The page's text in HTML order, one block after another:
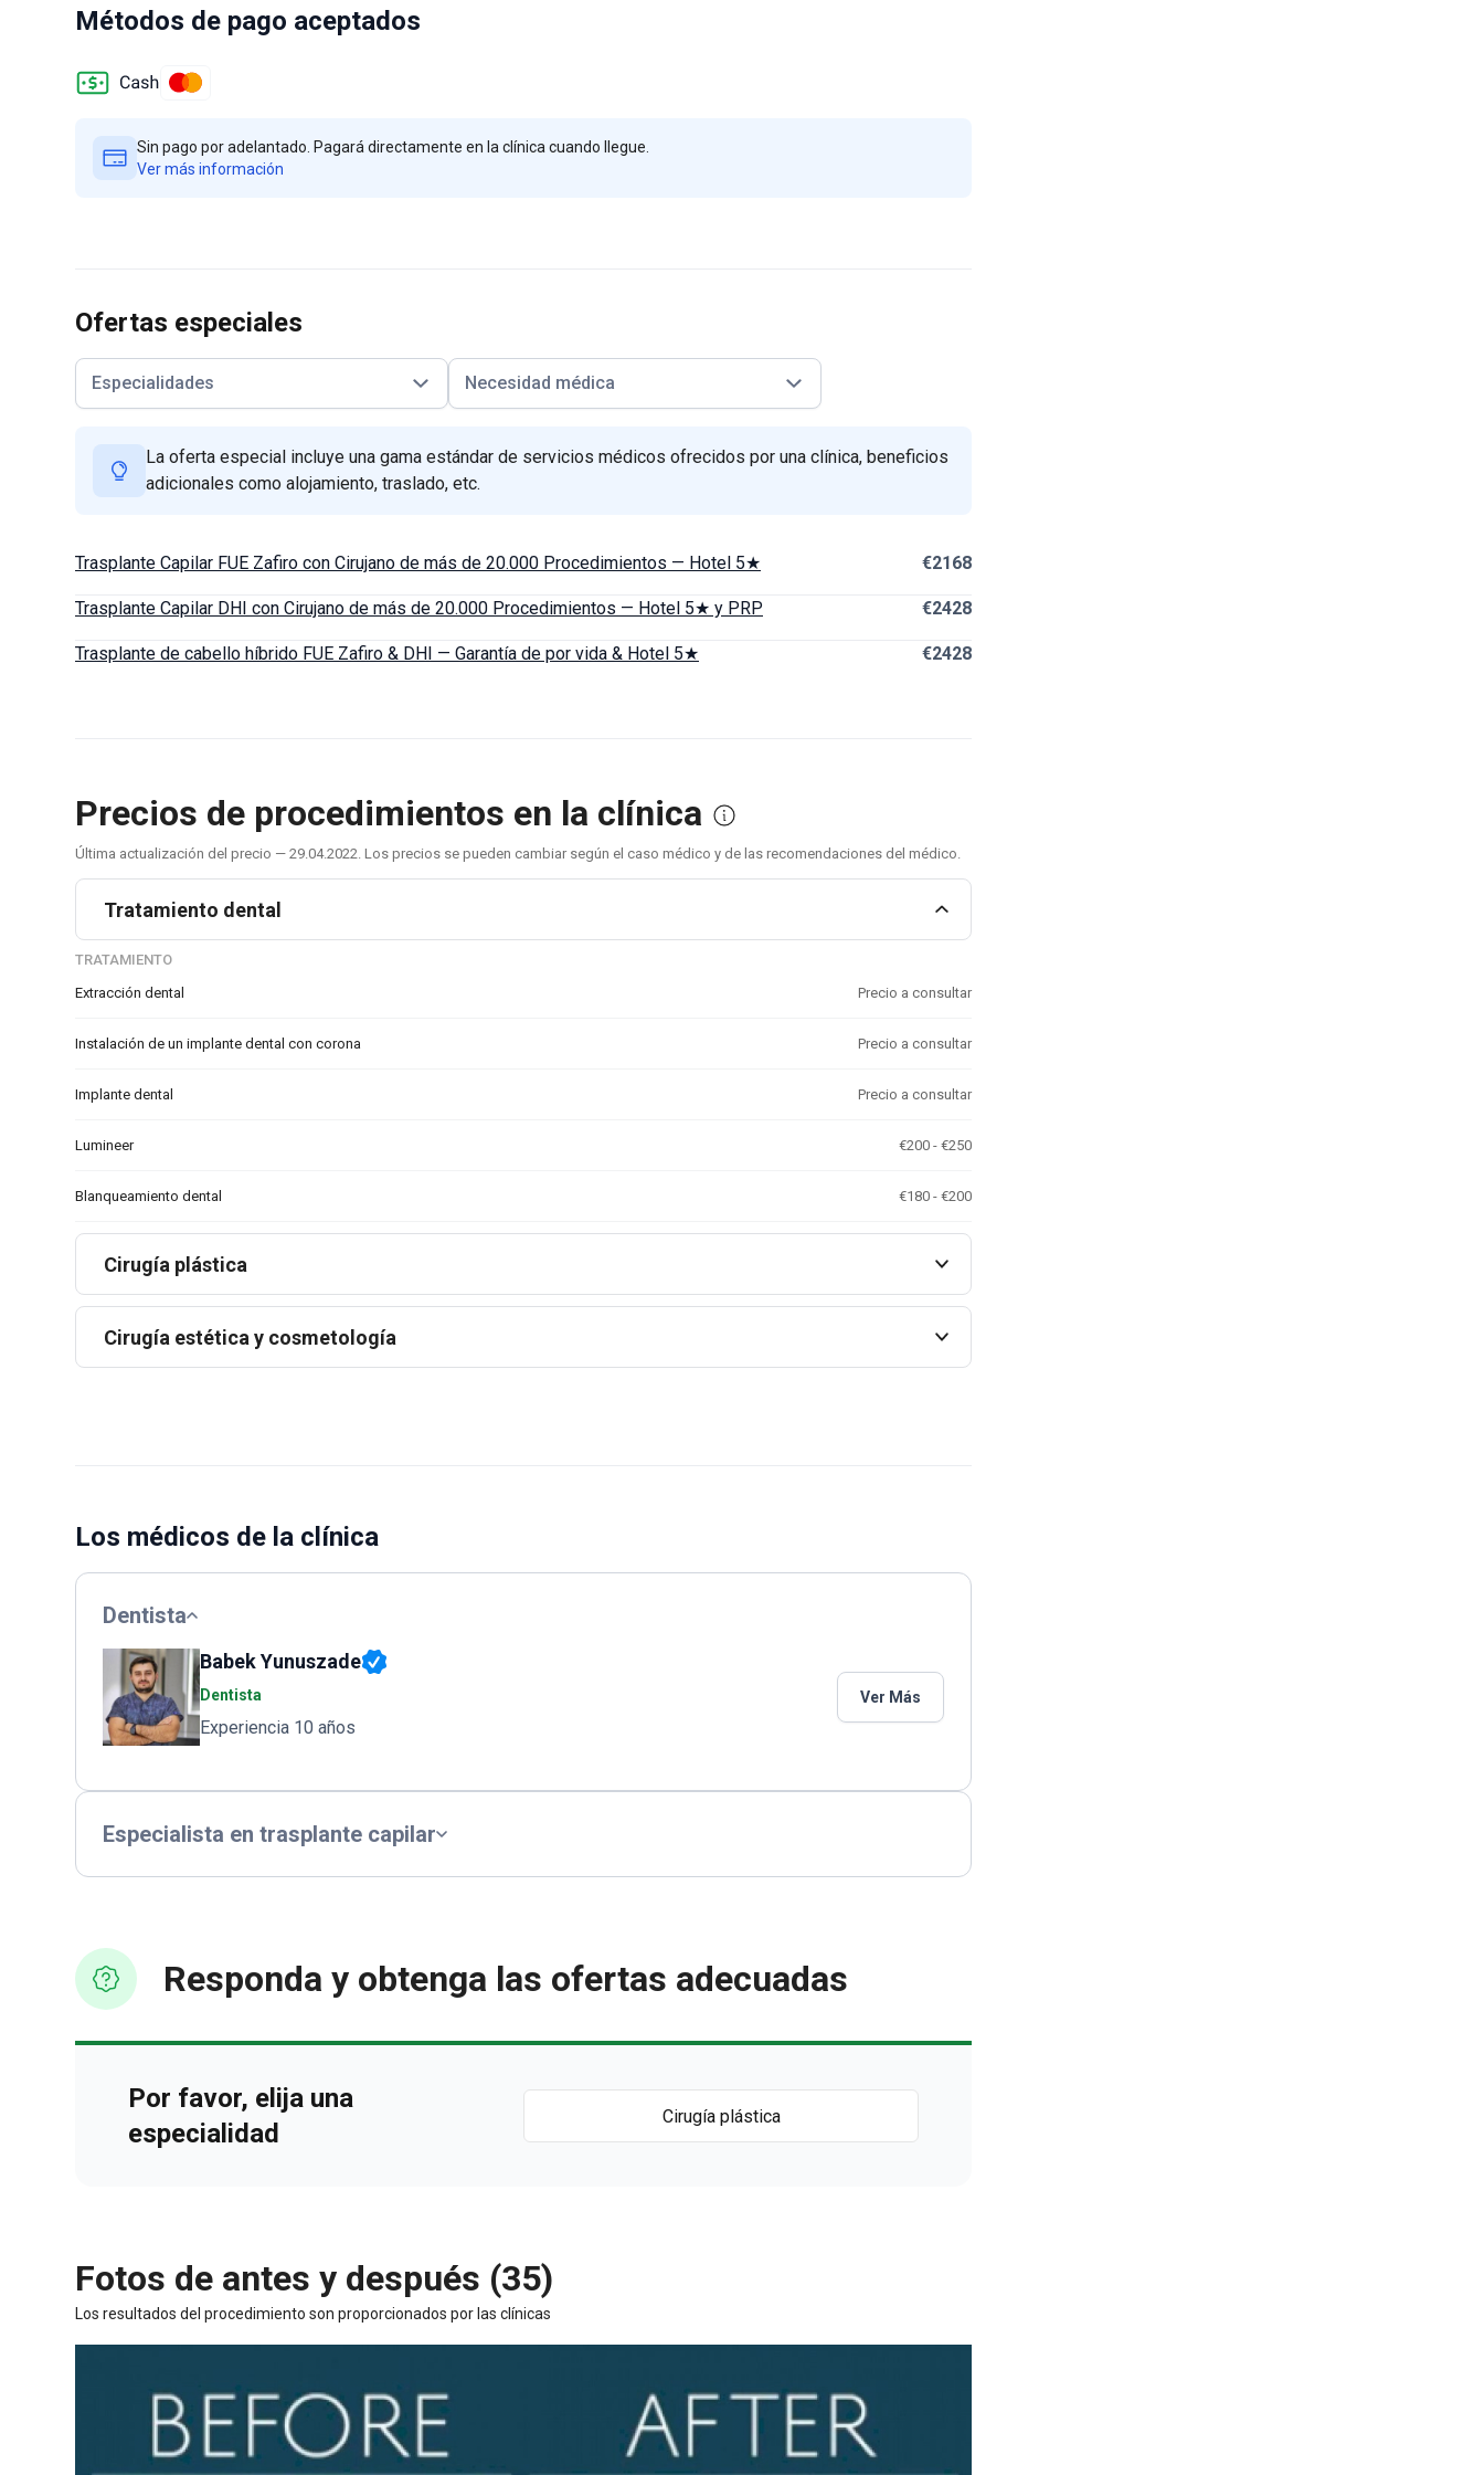
Métodos de pago aceptados
Sin pago por adelantado. Pagará directamente en la clínica cuando llegue.
Ver más información
Ofertas especiales
Especialidades Necesidad médica
La oferta especial incluye una gama estándar de servicios médicos ofrecidos por una clínica, beneficios
adicionales como alojamiento, traslado, etc.
Trasplante Capilar FUE Zafiro con Cirujano de más de 20.000 Procedimientos — Hotel 5★ €2168
Trasplante Capilar DHI con Cirujano de más de 20.000 Procedimientos — Hotel 5★ y PRP €2428
Trasplante de cabello híbrido FUE Zafiro & DHI — Garantía de por vida & Hotel 5★ €2428
Precios de procedimientos en la clínica
Última actualización del precio — 29.04.2022. Los precios se pueden cambiar según el caso médico y de las recomendaciones del médico.
Tratamiento dental
TRATAMIENTO
Extracción dental
Precio a consultar
Instalación de un implante dental con corona Precio a consultar
Implante dental Precio a consultar
Lumineer €200 - €250
Blanqueamiento dental €180 - €200
Cirugía plástica
Cirugía estética y cosmetología
Los médicos de la clínica
Dentista
Babek Yunuszade
Dentista
Experiencia 10 años
Ver Más
Especialista en trasplante capilar
Responda y obtenga las ofertas adecuadas
Por favor, elija una
especialidad
Cirugía plástica
Fotos de antes y después (35)
Los resultados del procedimiento son proporcionados por las clínicas